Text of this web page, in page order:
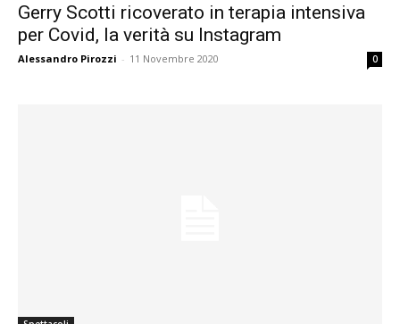
Gerry Scotti ricoverato in terapia intensiva
per Covid, la verità su Instagram
Alessandro Pirozzi - 11 Novembre 2020 0